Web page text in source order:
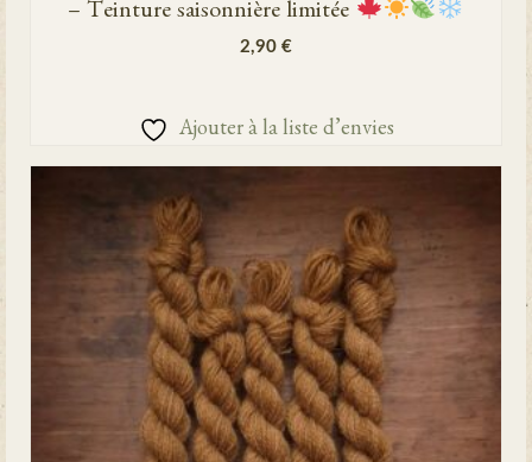
– Teinture saisonnière limitée
2,90 €
Ajouter à la liste d’envies